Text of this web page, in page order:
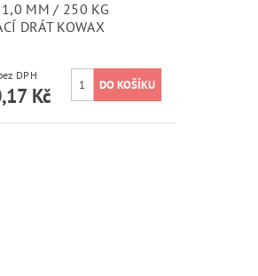
MM / 250 KG
DRÁT KOWAX
777 Kč bez DPH
Kč